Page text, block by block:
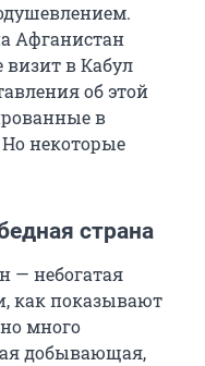
Афганистан
в Кабул
об этой
в
некоторые
страна
— небогатая
как показывают
много
добывающая,